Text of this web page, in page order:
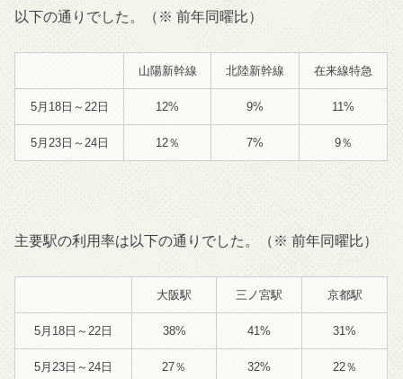
以下の通りでした。（※ 前年同曜比）
山陽新幹線 北陸新幹線 在来線特急
5月18日～22日 12% 9% 11%
5月23日～24日 12％ 7% 9％
主要駅の利用率は以下の通りでした。（※ 前年同曜比）
大阪駅 三ノ宮駅 京都駅
5月18日～22日 38% 41% 31%
5月23日～24日 27％ 32% 22％